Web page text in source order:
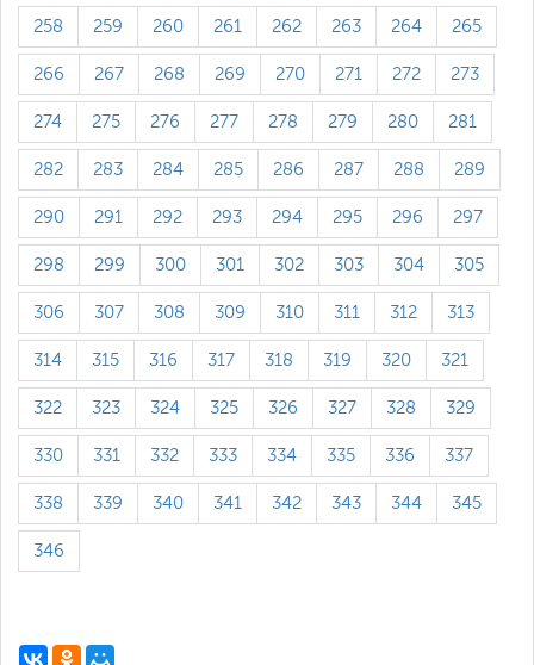
258 259 260 261 262 263 264 265
266 267 268 269 270 271 272 273
274 275 276 277 278 279 280 281
282 283 284 285 286 287 288 289
290 291 292 293 294 295 296 297
298 299 300 301 302 303 304 305
306 307 308 309 310 311 312 313
314 315 316 317 318 319 320 321
322 323 324 325 326 327 328 329
330 331 332 333 334 335 336 337
338 339 340 341 342 343 344 345
346